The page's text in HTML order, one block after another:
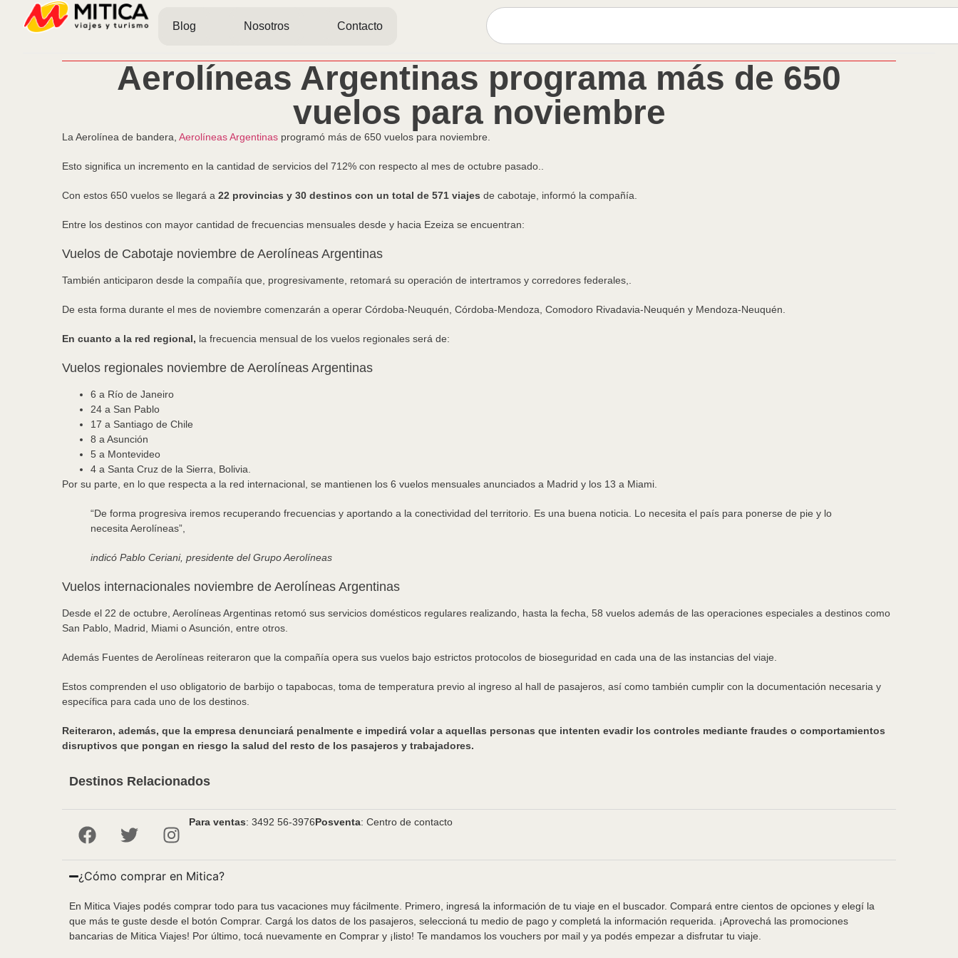
Blog Nosotros Contacto
Aerolíneas Argentinas programa más de 650
vuelos para noviembre
La Aerolínea de bandera, Aerolíneas Argentinas programó más de 650 vuelos para noviembre.
Esto significa un incremento en la cantidad de servicios del 712% con respecto al mes de octubre pasado..
Con estos 650 vuelos se llegará a 22 provincias y 30 destinos con un total de 571 viajes de cabotaje, informó la compañía.
Entre los destinos con mayor cantidad de frecuencias mensuales desde y hacia Ezeiza se encuentran:
Vuelos de Cabotaje noviembre de Aerolíneas Argentinas
También anticiparon desde la compañía que, progresivamente, retomará su operación de intertramos y corredores federales,.
De esta forma durante el mes de noviembre comenzarán a operar Córdoba-Neuquén, Córdoba-Mendoza, Comodoro Rivadavia-Neuquén y Mendoza-Neuquén.
En cuanto a la red regional, la frecuencia mensual de los vuelos regionales será de:
Vuelos regionales noviembre de Aerolíneas Argentinas
6 a Río de Janeiro
24 a San Pablo
17 a Santiago de Chile
8 a Asunción
5 a Montevideo
4 a Santa Cruz de la Sierra, Bolivia.
Por su parte, en lo que respecta a la red internacional, se mantienen los 6 vuelos mensuales anunciados a Madrid y los 13 a Miami.
“De forma progresiva iremos recuperando frecuencias y aportando a la conectividad del territorio. Es una buena noticia. Lo necesita el país para ponerse de pie y lo
necesita Aerolíneas”,
indicó Pablo Ceriani, presidente del Grupo Aerolíneas
Vuelos internacionales noviembre de Aerolíneas Argentinas
Desde el 22 de octubre, Aerolíneas Argentinas retomó sus servicios domésticos regulares realizando, hasta la fecha, 58 vuelos además de las operaciones especiales a destinos como
San Pablo, Madrid, Miami o Asunción, entre otros.
Además Fuentes de Aerolíneas reiteraron que la compañía opera sus vuelos bajo estrictos protocolos de bioseguridad en cada una de las instancias del viaje.
Estos comprenden el uso obligatorio de barbijo o tapabocas, toma de temperatura previo al ingreso al hall de pasajeros, así como también cumplir con la documentación necesaria y
específica para cada uno de los destinos.
Reiteraron, además, que la empresa denunciará penalmente e impedirá volar a aquellas personas que intenten evadir los controles mediante fraudes o comportamientos
disruptivos que pongan en riesgo la salud del resto de los pasajeros y trabajadores.
Destinos Relacionados
Para ventas: 3492 56-3976Posventa: Centro de contacto
¿Cómo comprar en Mitica?
En Mitica Viajes podés comprar todo para tus vacaciones muy fácilmente. Primero, ingresá la información de tu viaje en el buscador. Compará entre cientos de opciones y elegí la
que más te guste desde el botón Comprar. Cargá los datos de los pasajeros, seleccioná tu medio de pago y completá la información requerida. ¡Aprovechá las promociones
bancarias de Mitica Viajes! Por último, tocá nuevamente en Comprar y ¡listo! Te mandamos los vouchers por mail y ya podés empezar a disfrutar tu viaje.